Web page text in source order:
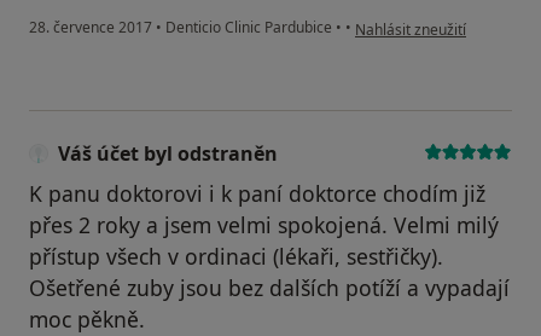
28. července 2017 • Denticio Clinic Pardubice • • podle názoru uživatele Syd
Nahlásit zneužití
Váš účet byl odstraněn
K panu doktorovi i k paní doktorce chodím již
přes 2 roky a jsem velmi spokojená. Velmi milý
přístup všech v ordinaci (lékaři, sestřičky).
Ošetřené zuby jsou bez dalších potíží a vypadají
moc pěkně.